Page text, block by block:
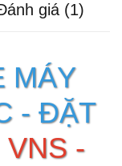
giá (1)
MÁY
- ĐẶT
VNS -